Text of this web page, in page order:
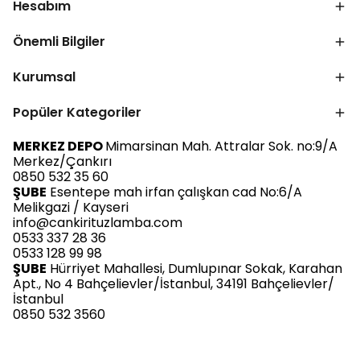
Hesabım
Önemli Bilgiler
Kurumsal
Popüler Kategoriler
MERKEZ DEPOMimarsinan Mah. Attralar Sok. no:9/A
Merkez/Çankırı
0850 532 35 60
ŞUBE Esentepe mah irfan çalışkan cad No:6/A
Melikgazi / Kayseri
info@cankirituzlamba.com
0533 337 28 36
0533 128 99 98
ŞUBE Hürriyet Mahallesi, Dumlupınar Sokak, Karahan
Apt., No 4 Bahçelievler/İstanbul, 34191 Bahçelievler/
İstanbul
0850 532 3560